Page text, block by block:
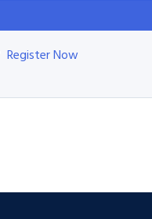
Register Now